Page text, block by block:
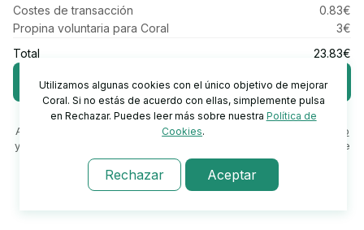
Costes de transacción
0.83€
Propina voluntaria para Coral
3€
Total
23.83€
Donar ahora
Pago seguro con
Al hacer click en "Donar ahora", aceptas las
Condiciones de uso
y la
Obtén más información sobre
precios y comisiones.
Utilizamos algunas cookies con el único objetivo de mejorar
Coral. Si no estás de acuerdo con ellas, simplemente pulsa
en Rechazar. Puedes leer más sobre nuestra Política de
Cookies.
Rechazar Aceptar